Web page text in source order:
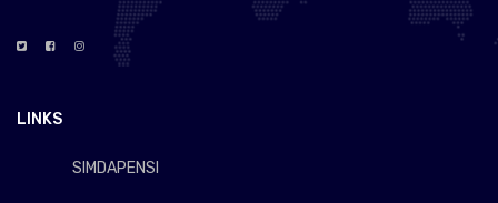
LINKS
SIMDAPENSI